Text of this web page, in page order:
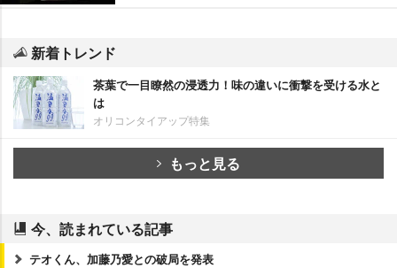
新着トレンド
茶葉で一目瞭然の浸透力！味の違いに衝撃を受ける水と
は
オリコンタイアップ特集
もっと見る
今、読まれている記事
テオくん、加藤乃愛との破局を発表